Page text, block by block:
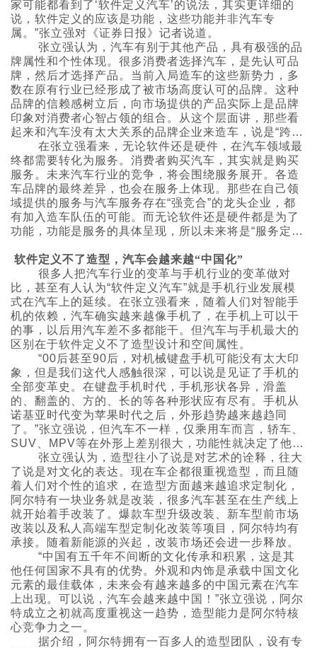
家可能都看到了‘软件定义汽车’的说法，其实更详细的
说，软件定义的应该是功能，这些功能并非汽车专
属。”张立强对《证券日报》记者说道。
张立强认为，汽车有别于其他产品，具有极强的品
牌属性和个性体现。很多消费者选择汽车，是先认可品
牌，然后才选择产品。当前入局造车的这些新势力，多
数在原有行业已经形成了被市场高度认可的品牌。这种
品牌的信赖感树立后，向市场提供的产品实际上是品牌
印象对消费者心智占领的组合。从这个层面讲，那些看
起来和汽车没有太大关系的品牌企业来造车，说是“跨
界”并不恰当。
在张立强看来，无论软件还是硬件，在汽车领域最
终都需要转化为服务。消费者购买汽车，其实就是购买
服务。未来汽车行业的竞争，将会围绕服务展开。各造
车品牌的最终差异，也会在服务上体现。那些在自己领
域提供的服务与汽车服务存在“强竞合”的龙头企业，都
有加入造车队伍的可能。而无论软件还是硬件都是为了
功能，功能是服务的具体呈现，所以未来将是“服务定义
软件定义不了造型，汽车会越来越“中国化”
很多人把汽车行业的变革与手机行业的变革做对
比，甚至有人认为“软件定义汽车”就是手机行业发展模
式在汽车上的延续。在张立强看来，随着人们对智能手
机的依赖，汽车确实越来越像手机了，在手机上可以干
的事，以后用汽车差不多都能干。但汽车与手机最大的
区别在于软件定义不了造型设计和空间属性。
“00后甚至90后，对机械键盘手机可能没有太大印
象，但是我们这代人感触很深，可以说是见证了手机的
全部变革史。在键盘手机时代，手机形状各异，滑盖
的、翻盖的、方的、长的等各种形状应有尽有。手机从
诺基亚时代变为苹果时代之后，外形趋势越来越趋同
了。”张立强说，但汽车不一样，仅乘用车而言，轿车、
SUV、MPV等在外形上差别很大，功能性就决定了他们
的造型，未来也不可能趋同。
张立强认为，造型往小了说是对艺术的诠释，往大
了说是对文化的表达。现在车企都很重视造型，而且随
着人们对个性的追求，在造型方面越来越追求定制化，
阿尔特有一块业务就是改装，很多汽车甚至在生产线上
就开始着手改装了。爆款车型升级改装、新车型前市场
改装以及私人高端车型定制化改装等项目，阿尔特均有
承接。随着新能源的兴起，改装市场还会进一步释放。
“中国有五千年不间断的文化传承和积累，这是其
他任何国家不具有的优势。外观和内饰是承载中国文化
元素的最佳载体，未来会有越来越多的中国元素在汽车
上出现。可以说，汽车会越来越中国！”张立强说，阿尔
特成立之初就高度重视这一趋势，造型能力是阿尔特核
心竞争力之一。
据介绍，阿尔特拥有一百多人的造型团队，设有专